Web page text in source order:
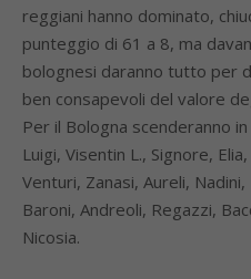
reggiani hanno dominato,
punteggio di 61 a 8, ma
bolognesi daranno tutto per
ben consapevoli del valore
Per il Bologna scenderanno
Luigi, Visentin L., Signore,
Venturi, Zanasi, Aureli, Nadini,
Baroni, Andreoli, Regazzi,
Nicosia.